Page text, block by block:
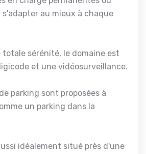
au mieux à chaque
totale sérénité, le domaine est
et une vidéosurveillance.
parking sont proposées à
un parking dans la
idéalement situé près d'une